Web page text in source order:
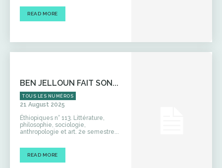
READ MORE
BEN JELLOUN FAIT SON...
TOUS LES NUMÉROS
21 August 2025
Éthiopiques n° 113. Littérature,
philosophie, sociologie,
anthropologie et art. 2e semestre...
READ MORE